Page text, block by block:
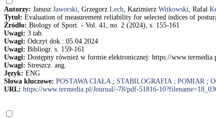
Autorzy: Janusz Jaworski, Grzegorz Lech, Kazimierz Witkowski, Rafał
Tytuł: Evaluation of measurement reliability for selected indices of
Źródło: Biology of Sport. - Vol. 41, no. 2 (2024), s. 155-161
Uwagi: 3 tab.
Uwagi: Odczyt dok.: 05.04.2024
Uwagi: Bibliogr. s. 159-161
Uwagi: Dostępny również w formie elektronicznej: https://
Uwagi: Streszcz. ang.
Język: ENG
Słowa kluczowe: POSTAWA CIAŁA; STABILOGRAFIA; POMIAR;
URL: https://www.termedia.pl/Journal/-78/pdf-51816-